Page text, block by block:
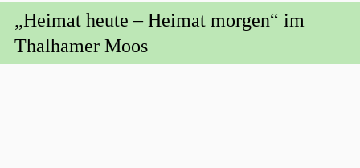
„Heimat heute – Heimat morgen“ im
Thalhamer Moos